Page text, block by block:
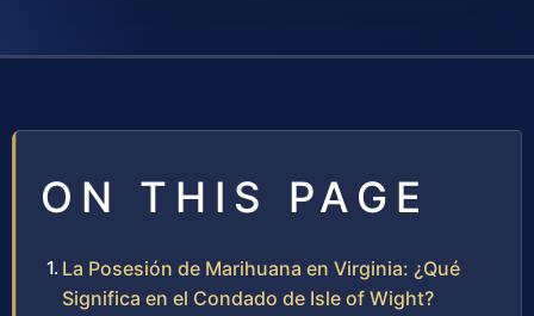
ON THIS PAGE
La Posesión de Marihuana en Virginia: ¿Qué
Significa en el Condado de Isle of Wight?